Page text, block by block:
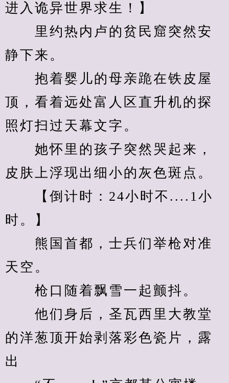
进入诡异世界求生！】
里约热内卢的贫民窟突然安
静下来。
抱着婴儿的母亲跪在铁皮屋
顶，看着远处富人区直升机的探
照灯扫过天幕文字。
她怀里的孩子突然哭起来，
皮肤上浮现出细小的灰色斑点。
【倒计时：24小时不....1小
时。】
熊国首都，士兵们举枪对准
天空。
枪口随着飘雪一起颤抖。
他们身后，圣瓦西里大教堂
的洋葱顶开始剥落彩色瓷片，露
出